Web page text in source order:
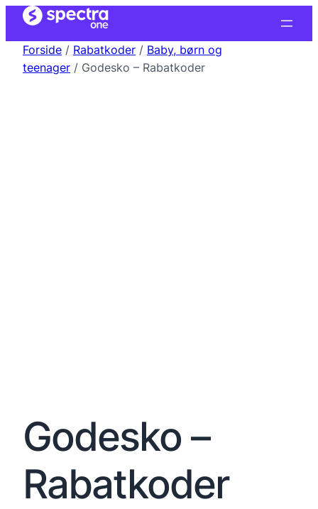
Forside / Rabatkoder / Baby, børn og
teenager / Godesko – Rabatkoder
Godesko –
Rabatkoder